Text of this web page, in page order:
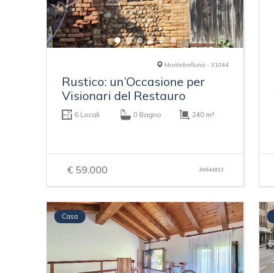
Montebelluna - 31044
Rustico: un’Occasione per
Visionari del Restauro
6 Locali 0 Bagno 240 m²
€ 59.000 84544911
Casa